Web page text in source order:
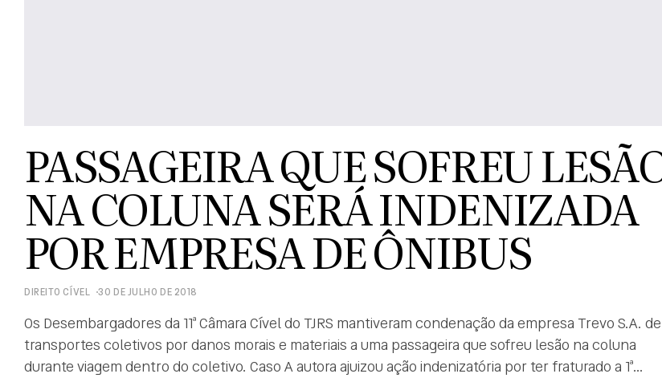
PASSAGEIRA QUE SOFREU
NA COLUNA SERÁ INDENIZADA
POR EMPRESA DE ÔNIBUS
DIREITO CÍVEL 30 DE JULHO DE 2018
Os Desembargadores da 11ª Câmara Cível do TJRS mantiveram condenação da empresa Trevo S.A. de
transportes coletivos por danos morais e materiais a uma passageira que sofreu lesão na coluna
durante viagem dentro do coletivo. Caso A autora ajuizou ação indenizatória por ter fraturado a 1ª